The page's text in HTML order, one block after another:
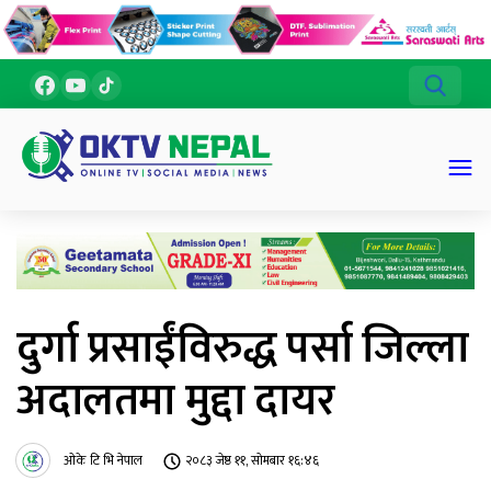
दुर्गा प्रसाईंविरुद्ध पर्सा जिल्ला
अदालतमा मुद्दा दायर
ओके टि भि नेपाल २०८३ जेष्ठ ११, सोमबार १६:४६